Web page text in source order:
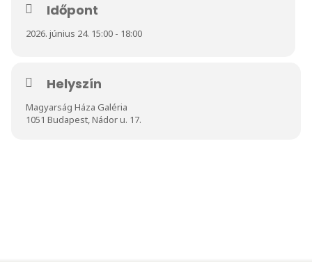
Időpont
2026. június 24. 15:00 - 18:00
Helyszín
Magyarság Háza Galéria
1051 Budapest, Nádor u. 17.